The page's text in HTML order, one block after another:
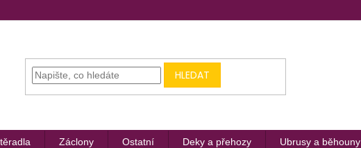
HLEDAT
Záclony Ostatní Deky a přehozy Ubrusy a běhouny